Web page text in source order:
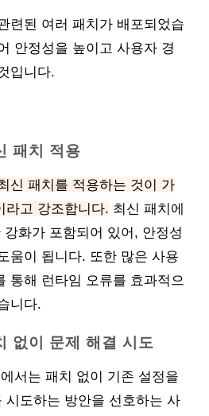
련된 여러 패치가 배포되었습
안정성을 높이고 사용자 경
입니다.
패치 적용
신 패치를 적용하는 것이 가
라고 강조합니다. 최신 패치에
화가 포함되어 있어, 안정성
움이 됩니다. 또한 많은 사용
통해 런타임 오류를 효과적으
니다.
없이 문제 해결 시도
서는 패치 없이 기존 설정을
시도하는 방안을 선호하는 사